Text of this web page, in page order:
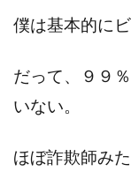
僕は基本的に
だって、９９
いない。
ほぼ詐欺師み